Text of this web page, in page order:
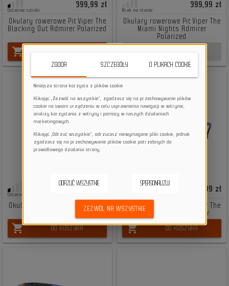
Ostatnie sztuki
399,99 zł
Okulary rowerowe Pit Viper The
Blacking Out Admirer Polarized
shopping_cart
Brak na stanie
399,99 zł
Okulary rowerowe Pit Viper The
Miami Nights Admirer
Polarized
Ostatnie sztuki
Okulary rowerowe Pit Viper The
Moontower Admirer
shopping_cart DO KOSZYKA
579,99 zł
Okulary rowerowe Pit Viper The
Shabooms Synthesizer
shopping_cart DO KOSZYKA
ZGODA SZCZEGÓŁY O PLIKACH COOKIE
Niniejsza strona korzysta z plików cookie
Klikając „Zezwól na wszystkie”, zgadzasz się na przechowywanie plików
cookie na swoim urządzeniu w celu usprawnienia nawigacji w witrynie,
analizy korzystania z witryny i pomocy w naszych działaniach
marketingowych.
Klikając „Odrzuć wszystkie”, odrzucasz niewymagane pliki cookie, jednak
zgadzasz się na przechowywanie plików cookie potrzebnych do
prawidłowego działania strony.
ODRZUĆ WSZYSTKIE SPERSONALIZUJ
ZEZWÓL NA WSZYSTKIE